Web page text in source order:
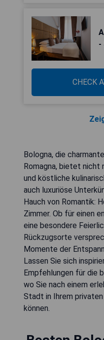
-
CHECK
Bologna, die
Romagna, bietet nicht
und köstliche
auch luxuriöse
Hauch von Romantik:
Zimmer. Ob für einen
eine besondere
Rückzugsorte
Momente der
Lassen Sie sich
Empfehlungen für die
wo Sie nach einem
Stadt in Ihrem
können.